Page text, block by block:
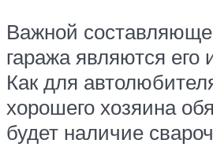
Важной
гаража являются его
Как для
хорошего хозяина
будет наличие